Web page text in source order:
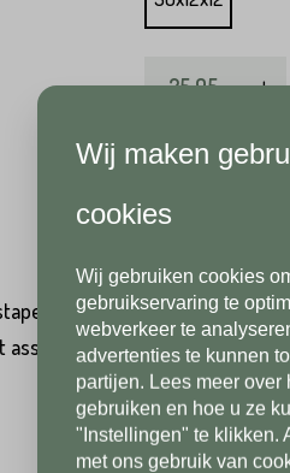
25,95 perst
Levertijd:
gekapt? Stone
U kunt kiezen uit
Wij maken
cookies
Wij gebruiken cookies
gebruikservaring te
webverkeer te
advertenties te kunnen
partijen. Lees meer over
gebruiken en hoe u ze
"Instellingen" te klikken.
met ons gebruik van